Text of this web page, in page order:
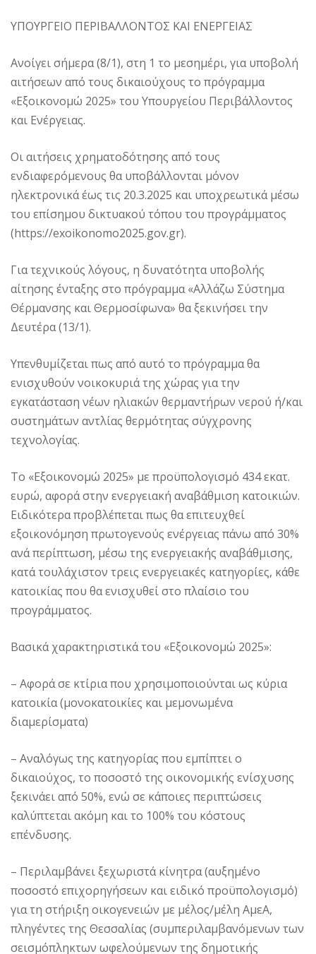
ΥΠΟΥΡΓΕΙΟ ΠΕΡΙΒΑΛΛΟΝΤΟΣ ΚΑΙ ΕΝΕΡΓΕΙΑΣ
Ανοίγει σήμερα (8/1), στη 1 το μεσημέρι, για υποβολή
αιτήσεων από τους δικαιούχους το πρόγραμμα
«Εξοικονομώ 2025» του Υπουργείου Περιβάλλοντος
και Ενέργειας.
Οι αιτήσεις χρηματοδότησης από τους
ενδιαφερόμενους θα υποβάλλονται μόνον
ηλεκτρονικά έως τις 20.3.2025 και υποχρεωτικά μέσω
του επίσημου δικτυακού τόπου του προγράμματος
(https://exoikonomo2025.gov.gr).
Για τεχνικούς λόγους, η δυνατότητα υποβολής
αίτησης ένταξης στο πρόγραμμα «Αλλάζω Σύστημα
Θέρμανσης και Θερμοσίφωνα» θα ξεκινήσει την
Δευτέρα (13/1).
Υπενθυμίζεται πως από αυτό το πρόγραμμα θα
ενισχυθούν νοικοκυριά της χώρας για την
εγκατάσταση νέων ηλιακών θερμαντήρων νερού ή/και
συστημάτων αντλίας θερμότητας σύγχρονης
τεχνολογίας.
Το «Εξοικονομώ 2025» με προϋπολογισμό 434 εκατ.
ευρώ, αφορά στην ενεργειακή αναβάθμιση κατοικιών.
Ειδικότερα προβλέπεται πως θα επιτευχθεί
εξοικονόμηση πρωτογενούς ενέργειας πάνω από 30%
ανά περίπτωση, μέσω της ενεργειακής αναβάθμισης,
κατά τουλάχιστον τρεις ενεργειακές κατηγορίες, κάθε
κατοικίας που θα ενισχυθεί στο πλαίσιο του
προγράμματος.
Βασικά χαρακτηριστικά του «Εξοικονομώ 2025»:
– Αφορά σε κτίρια που χρησιμοποιούνται ως κύρια
κατοικία (μονοκατοικίες και μεμονωμένα
διαμερίσματα)
– Αναλόγως της κατηγορίας που εμπίπτει ο
δικαιούχος, το ποσοστό της οικονομικής ενίσχυσης
ξεκινάει από 50%, ενώ σε κάποιες περιπτώσεις
καλύπτεται ακόμη και το 100% του κόστους
επένδυσης.
– Περιλαμβάνει ξεχωριστά κίνητρα (αυξημένο
ποσοστό επιχορηγήσεων και ειδικό προϋπολογισμό)
για τη στήριξη οικογενειών με μέλος/μέλη ΑμεΑ,
πληγέντες της Θεσσαλίας (συμπεριλαμβανόμενων των
σεισμόπληκτων ωφελούμενων της δημοτικής